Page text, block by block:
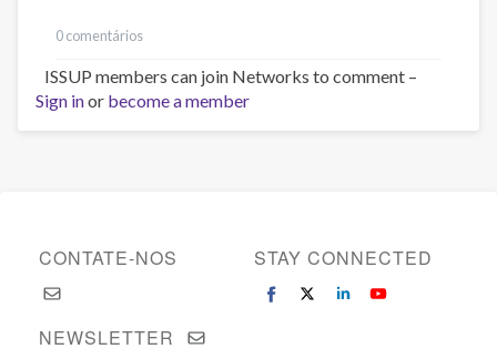
0 comentários
ISSUP members can join Networks to comment –
Sign inor become a member
CONTATE-NOS STAY CONNECTED
NEWSLETTER